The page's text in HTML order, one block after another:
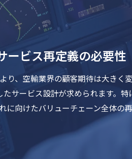
ービス再定義の必要性
り、空輸業界の顧客期待は大き
サービス設計が求められます。
に向けたバリューチェーン全体